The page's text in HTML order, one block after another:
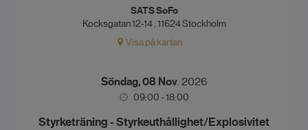
SATS SoFo
Kocksgatan 12-14 , 11624 Stockholm
Visa på kartan
Söndag, 08 Nov. 2026
09:00 - 18:00
Styrketräning - Styrkeuthållighet/Explosivitet